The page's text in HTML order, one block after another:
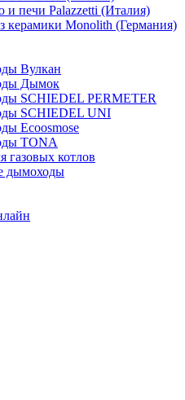
и печи Palazzetti (Италия)
керамики Monolith (Германия)
Вулкан
Дымок
SCHIEDEL PERMETER
SCHIEDEL UNI
Ecoosmose
TONA
газовых котлов
дымоходы